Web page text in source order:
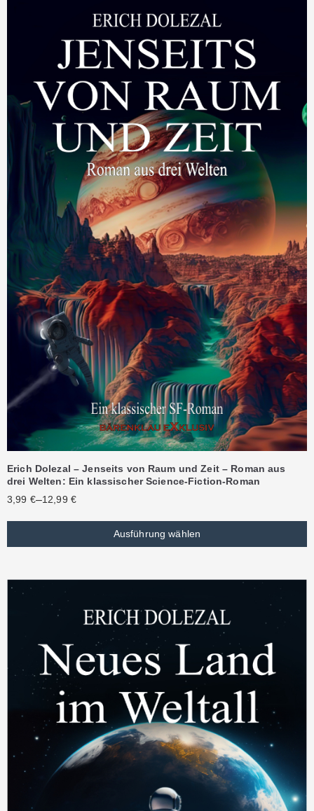
Erich Dolezal – Jenseits von Raum und Zeit – Roman aus
drei Welten: Ein klassischer Science-Fiction-Roman
3,99 €–12,99 €
Ausführung wählen